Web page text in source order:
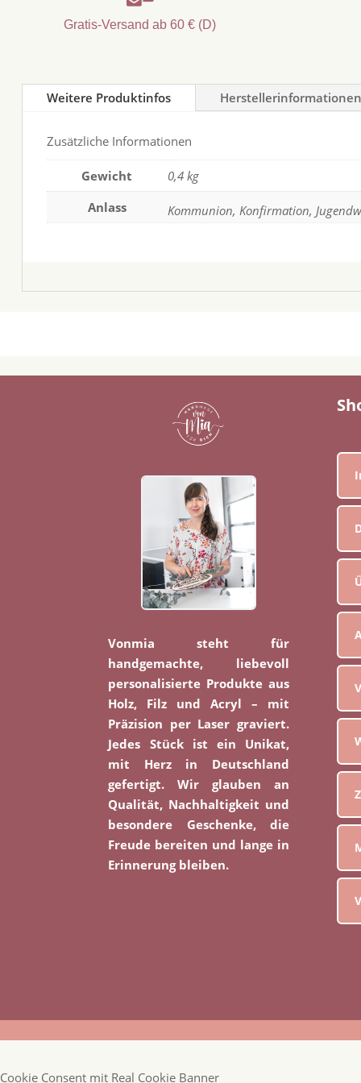
Gratis-Versand ab 60 € (D)
Weitere Produktinfos Herstellerinformationen
Zusätzliche Informationen
Gewicht
0,4 kg
Anlass
Kommunion, Konfirmation,
Vonmia steht für
handgemachte, liebevoll
personalisierte Produkte aus
Holz, Filz und Acryl – mit
Präzision per Laser graviert.
Jedes Stück ist ein Unikat,
mit Herz in Deutschland
gefertigt. Wir glauben an
Qualität, Nachhaltigkeit und
besondere Geschenke, die
Freude bereiten und lange in
Erinnerung bleiben.
Cookie Consent mit Real Cookie Banner